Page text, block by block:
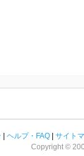
ヘルプ・FAQ
サイト
Copyright ©